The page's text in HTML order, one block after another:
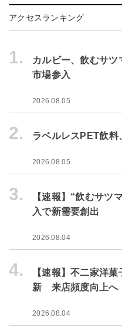
アクセスランキング
1.
カルビー、飲むサ
市場参入
2026.08.05
2. ラベルレスPET飲料
2026.08.05
3.
【速報】“飲むサ
入で新需要創出
2026.08.04
4.
【速報】不二家洋
新 来店頻度向上へ
2026.08.04